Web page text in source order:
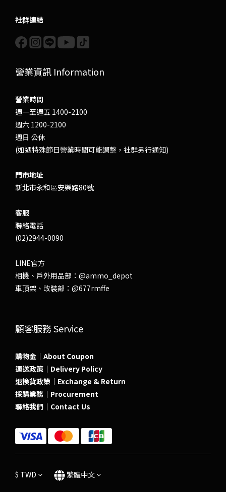
社群連結
營業資訊 Information
營業時間
週一至週五 1400-2100
週六 1200-2100
週日 公休
(如遇特殊節日營業時間可能調整，社群另行通知)
門市地址
新北市永和區安樂路80號
客服
聯絡電話
(02)2944-0090
LINE官方
相機、戶外用品部： @ammo_depot
車頂架、改裝部： @677rmffe
顧客服務 Service
購物金｜About Coupon
運送政策｜Delivery Policy
退換貨政策｜Exchange & Return
採購業務｜Procurement
聯絡我們｜Contact Us
$ TWD 繁體中文